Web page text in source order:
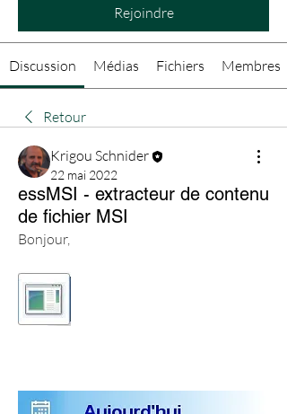
Rejoindre
Discussion Médias Fichiers Membres
Retour
Krigou Schnider
22 mai 2022
essMSI - extracteur de contenu
de fichier MSI
Bonjour,